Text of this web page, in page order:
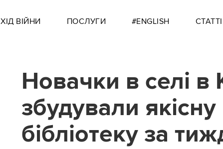
ХІД ВІЙНИ ПОСЛУГИ #ENGLISH СТАТТІ
Новачки в селі в
збудували
бібліотеку за